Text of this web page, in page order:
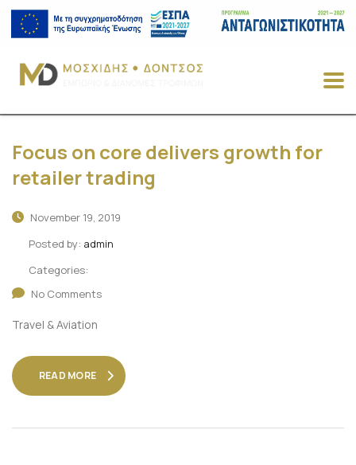
Focus on core delivers growth for
retailer trading
November 19, 2019
Posted by: admin
Categories:
No Comments
Travel & Aviation
READ MORE